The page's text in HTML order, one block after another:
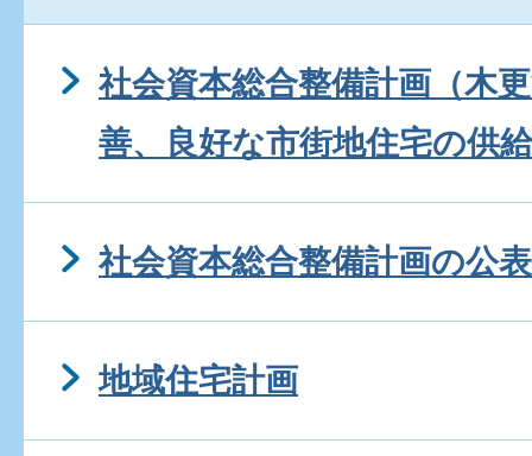
社会資本総合整備計画（木
善、良好な市街地住宅の供
社会資本総合整備計画の公表
地域住宅計画